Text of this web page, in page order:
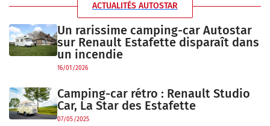
ACTUALITÉS AUTOSTAR
Un rarissime camping-car Autostar
sur Renault Estafette disparaît dans
un incendie
16/01/2026
Camping-car rétro : Renault Studio
Car, La Star des Estafette
07/05/2025